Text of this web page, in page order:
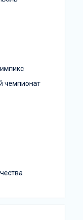
чемпионат